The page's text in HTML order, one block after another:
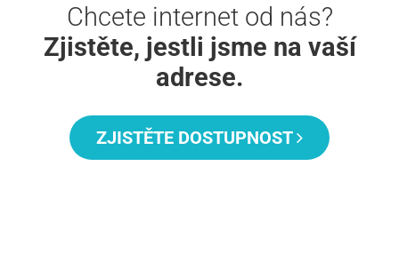
Chcete internet od nás?
Zjistěte, jestli jsme na vaší
adrese.
ZJISTĚTE DOSTUPNOST